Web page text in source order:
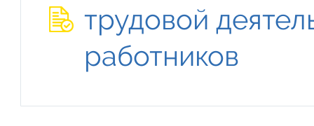
трудовой
работников